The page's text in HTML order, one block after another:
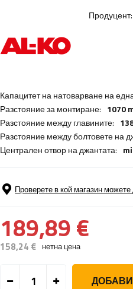
Продуцент:
Капацитет на натоварване на
Разстояние за монтиране: 1070
Разстояние между главините:
Разстояние между болтовете на
Централен отвор на джантата:
Проверете в кой магазин
189,89 €
158,24 € нетна цена